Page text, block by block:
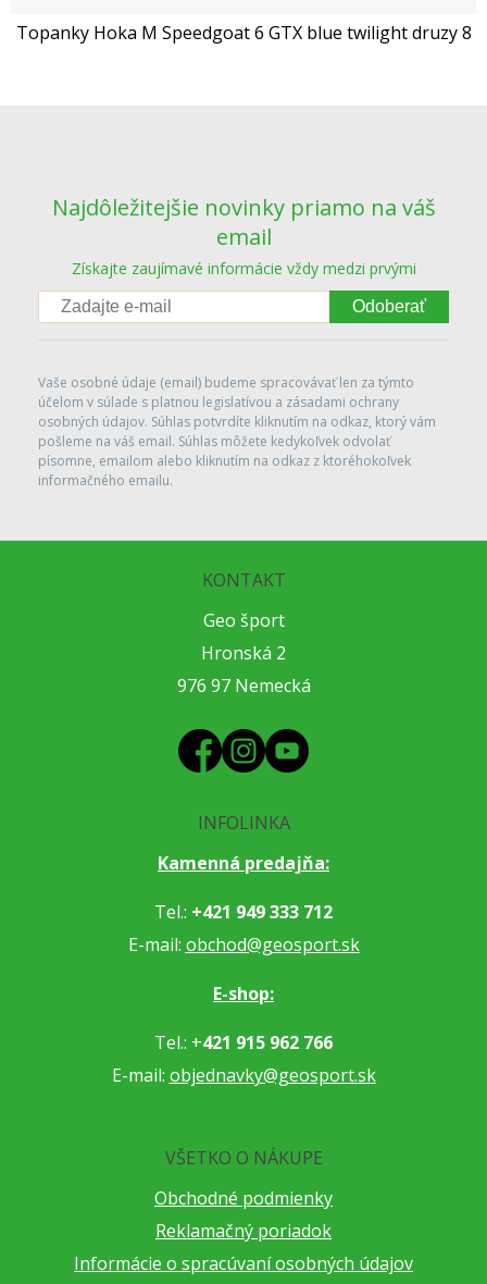
Topanky Hoka M Speedgoat 6 GTX blue twilight druzy 8
Najdôležitejšie novinky priamo na váš
email
Získajte zaujímavé informácie vždy medzi prvými
Odoberať
Vaše osobné údaje (email) budeme spracovávať len za týmto
účelom v súlade s platnou legislatívou a zásadami ochrany
osobných údajov. Súhlas potvrdíte kliknutím na odkaz, ktorý vám
pošleme na váš email. Súhlas môžete kedykoľvek odvolať
písomne, emailom alebo kliknutím na odkaz z ktoréhokoľvek
informačného emailu.
KONTAKT
Geo šport
Hronská 2
976 97 Nemecká
INFOLINKA
Kamenná predajňa:
Tel.: +421 949 333 712
E-mail: obchod@geosport.sk
E-shop:
Tel.: +421 915 962 766
E-mail: objednavky@geosport.sk
VŠETKO O NÁKUPE
Obchodné podmienky
Reklamačný poriadok
Informácie o spracúvaní osobných údajov